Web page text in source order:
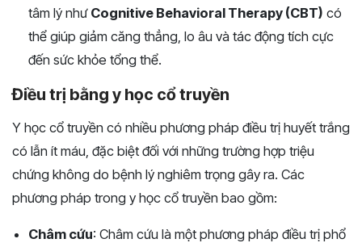
tâm lý như Cognitive Behavioral Therapy (CBT) có
thể giúp giảm căng thẳng, lo âu và tác động tích cực
đến sức khỏe tổng thể.
Điều trị bằng y học cổ truyền
Y học cổ truyền có nhiều phương pháp điều trị huyết trắng
có lẫn ít máu, đặc biệt đối với những trường hợp triệu
chứng không do bệnh lý nghiêm trọng gây ra. Các
phương pháp trong y học cổ truyền bao gồm:
Châm cứu: Châm cứu là một phương pháp điều trị phổ